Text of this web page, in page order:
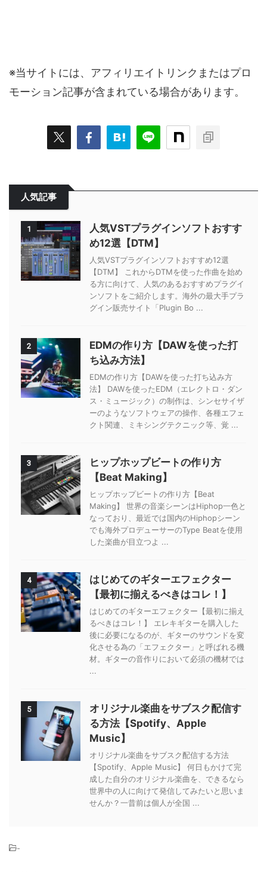
※当サイトには、アフィリエイトリンクまたはプロ
モーション記事が含まれている場合があります。
人気記事
1
人気VSTプラグインソフトおすす
め12選【DTM】
人気VSTプラグインソフトおすすめ12選
【DTM】 これからDTMを使った作曲を始め
る方に向けて、人気のあるおすすめプラグイ
ンソフトをご紹介します。海外の最大手プラ
グイン販売サイト「Plugin Bo ...
2
EDMの作り方【DAWを使った打
ち込み方法】
EDMの作り方【DAWを使った打ち込み方
法】 DAWを使ったEDM（エレクトロ・ダン
ス・ミュージック）の制作は、シンセサイザ
ーのようなソフトウェアの操作、各種エフェ
クト関連、ミキシングテクニック等、覚 ...
3
ヒップホップビートの作り方
【Beat Making】
ヒップホップビートの作り方【Beat
Making】 世界の音楽シーンはHiphop一色と
なっており、最近では国内のHiphopシーン
でも海外プロデューサーのType Beatを使用
した楽曲が目立つよ ...
4
はじめてのギターエフェクター
【最初に揃えるべきはコレ！】
はじめてのギターエフェクター【最初に揃え
るべきはコレ！】 エレキギターを購入した
後に必要になるのが、ギターのサウンドを変
化させる為の「エフェクター」と呼ばれる機
材。ギターの音作りにおいて必須の機材では
...
5
オリジナル楽曲をサブスク配信す
る方法【Spotify、Apple
Music】
オリジナル楽曲をサブスク配信する方法
【Spotify、Apple Music】 何日もかけて完
成した自分のオリジナル楽曲を、できるなら
世界中の人に向けて発信してみたいと思いま
せんか？一昔前は個人が全国 ...
-